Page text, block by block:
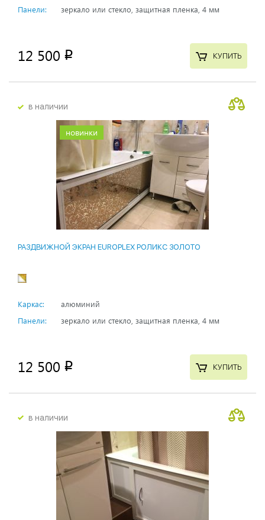
Панели: зеркало или стекло, защитная пленка, 4 мм
12 500 p КУПИТЬ
в наличии
новинки
РАЗДВИЖНОЙ ЭКРАН EUROPLEX РОЛИКС ЗОЛОТО
Каркас:
алюминий
Панели:
зеркало или стекло, защитная пленка, 4 мм
12 500 p КУПИТЬ
в наличии